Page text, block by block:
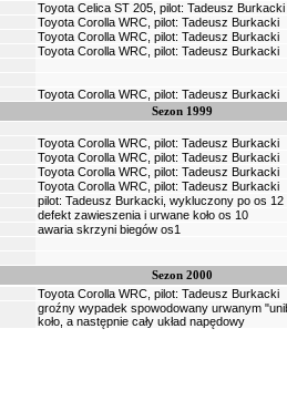
Toyota Celica ST 205, pilot: Tadeusz Burkacki
Toyota Corolla WRC, pilot: Tadeusz Burkacki
Toyota Corolla WRC, pilot: Tadeusz Burkacki
Toyota Corolla WRC, pilot: Tadeusz Burkacki
Toyota Corolla WRC, pilot: Tadeusz Burkacki
Sezon 1999
Toyota Corolla WRC, pilot: Tadeusz Burkacki
Toyota Corolla WRC, pilot: Tadeusz Burkacki
Toyota Corolla WRC, pilot: Tadeusz Burkacki
Toyota Corolla WRC, pilot: Tadeusz Burkacki
pilot: Tadeusz Burkacki, wykluczony po os 12
defekt zawieszenia i urwane koło os 10
awaria skrzyni biegów os1
Sezon 2000
Toyota Corolla WRC, pilot: Tadeusz Burkacki
groźny wypadek spowodowany urwanym
koło, a następnie cały układ napędowy